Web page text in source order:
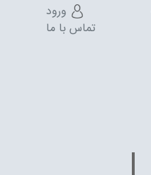
ورود
تماس با ما